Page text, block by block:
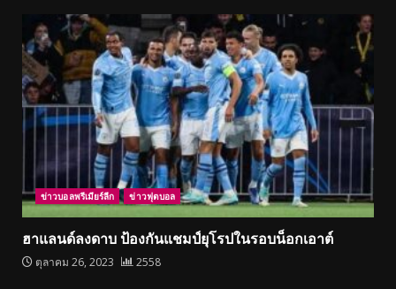
ข่าวบอลพรีเมียร์ลีก ข่าวฟุตบอล
ฮาแลนด์ลงดาบ ป้องกันแชมป์ยุโรปในรอบน็อกเอาต์
ตุลาคม 26, 2023 2558